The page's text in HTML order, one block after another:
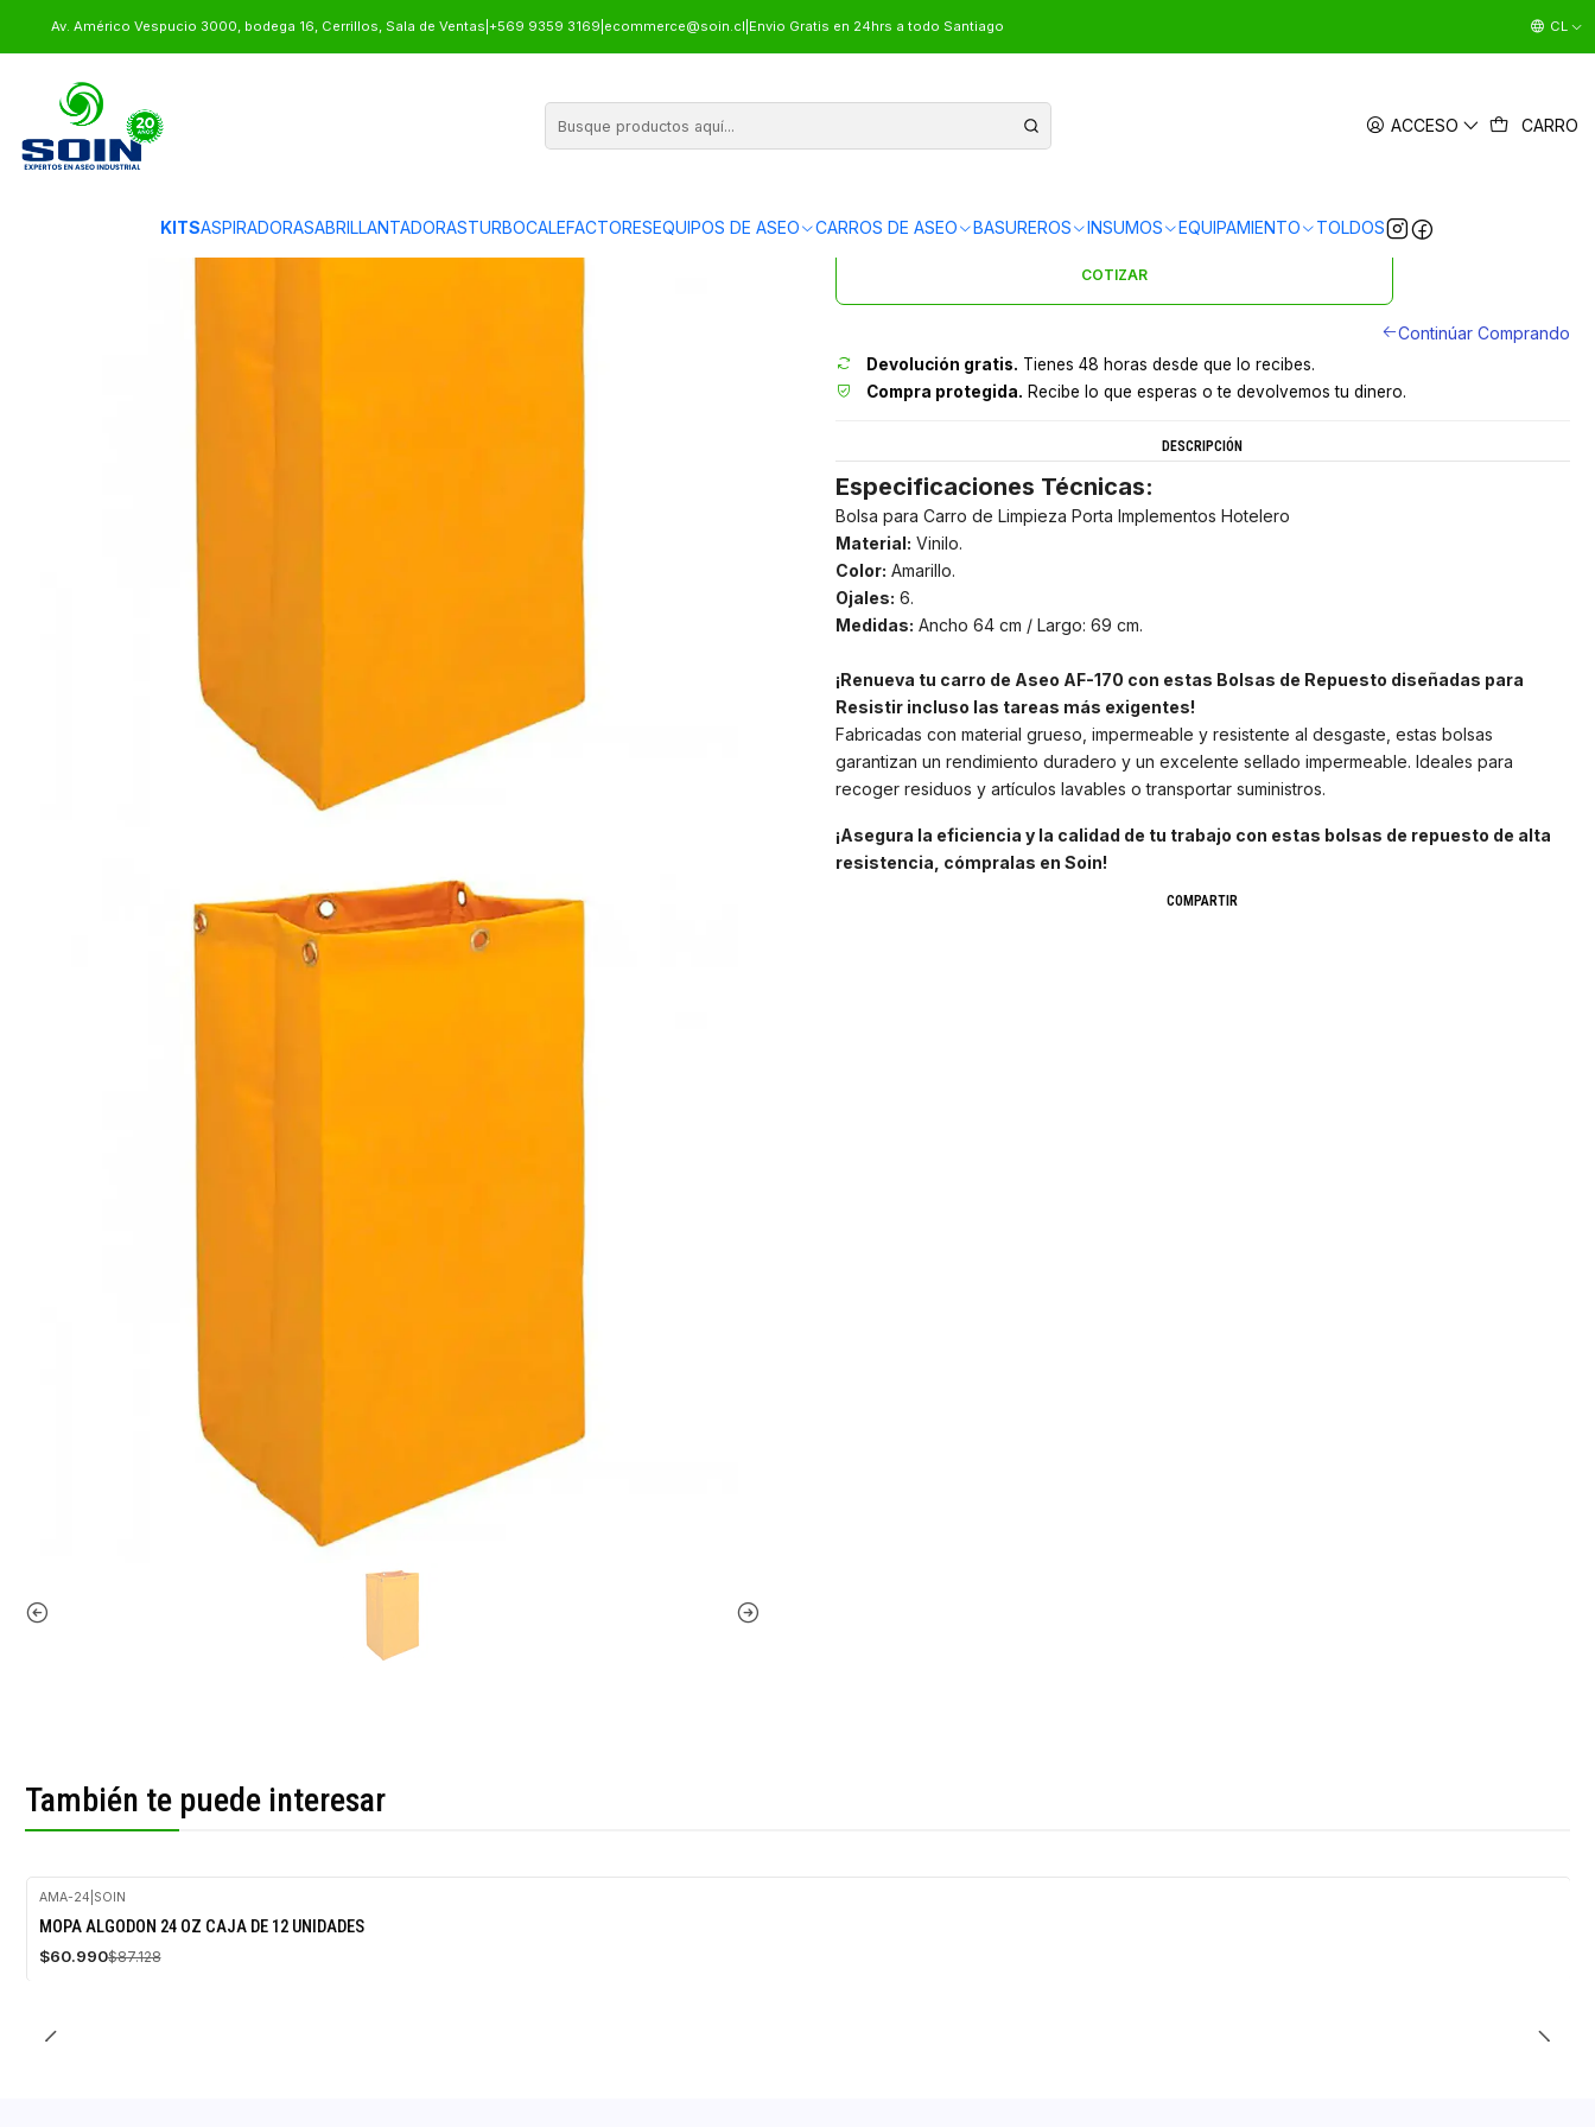
ACCESO CARRO
KITSASPIRADORASABRILLANTADORASTURBOCALEFACTORESEQUIPOS DE ASEO CARROS DE ASEO BASUREROS INSUMOS EQUIPAMIENTO TOLDOS
Av. Américo Vespucio 3000, bodega 16, Cerrillos, Sala de Ventas +569 9359 3169 ecommerce@soin.cl Envio Gratis en 24hrs a todo Santiago CL
Inicio INSUMOS DE ASEO OTROS INSUMOS REPUESTO BOLSA JANITOR AMARILLA AF-170
REPUESTO BOLSA JANITOR AMARILLA AF-170
Envíos gratis en 24 hrs en Santiagoy a provincias por pagar
COTIZAR
Continúar Comprando
Devolución gratis. Tienes 48 horas desde que lo recibes.
Compra protegida. Recibe lo que esperas o te devolvemos tu dinero.
DESCRIPCIÓN
Especificaciones Técnicas:
Bolsa para Carro de Limpieza Porta Implementos Hotelero
Material: Vinilo.
Color: Amarillo.
Ojales: 6.
Medidas: Ancho 64 cm / Largo: 69 cm.
¡Renueva tu carro de Aseo AF-170 con estas Bolsas de Repuesto diseñadas para
Resistir incluso las tareas más exigentes!
Fabricadas con material grueso, impermeable y resistente al desgaste, estas bolsas
garantizan un rendimiento duradero y un excelente sellado impermeable. Ideales para
recoger residuos y artículos lavables o transportar suministros.
¡Asegura la eficiencia y la calidad de tu trabajo con estas bolsas de repuesto de alta
resistencia, cómpralas en Soin!
COMPARTIR
También te puede interesar
-30%
OFF
AMA-24 SOIN
MOPA ALGODON 24 OZ CAJA DE 12 UNIDADES
$60.990$87.128